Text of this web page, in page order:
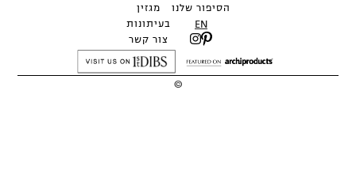
הסיפור שלנו
EN
מגזין
בעיתונות
צור קשר
©